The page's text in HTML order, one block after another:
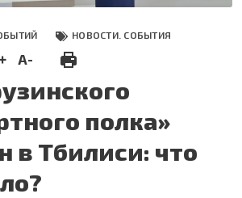
НОВОСТИ. СОБЫТИЯ
A-
полка»
в Тбилиси: что